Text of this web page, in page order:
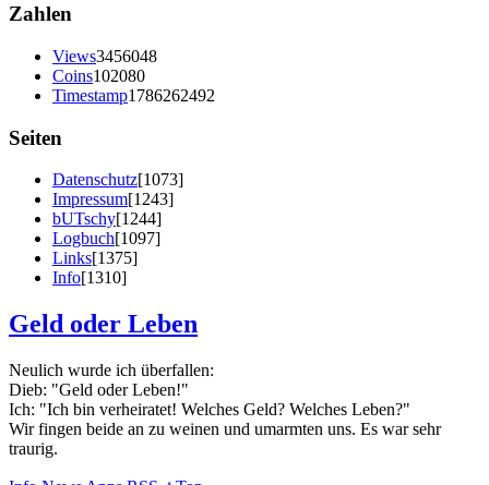
Zahlen
Views3456048
Coins102080
Timestamp1786262492
Seiten
Datenschutz[1073]
Impressum[1243]
bUTschy[1244]
Logbuch[1097]
Links[1375]
Info[1310]
Geld oder Leben
Neulich wurde ich überfallen:
Dieb: "Geld oder Leben!"
Ich: "Ich bin verheiratet! Welches Geld? Welches Leben?"
Wir fingen beide an zu weinen und umarmten uns. Es war sehr
traurig.